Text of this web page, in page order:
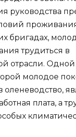
руководства
бригадах,
трудиться в
отрасли.
молодое
оленеводство,
плата, а